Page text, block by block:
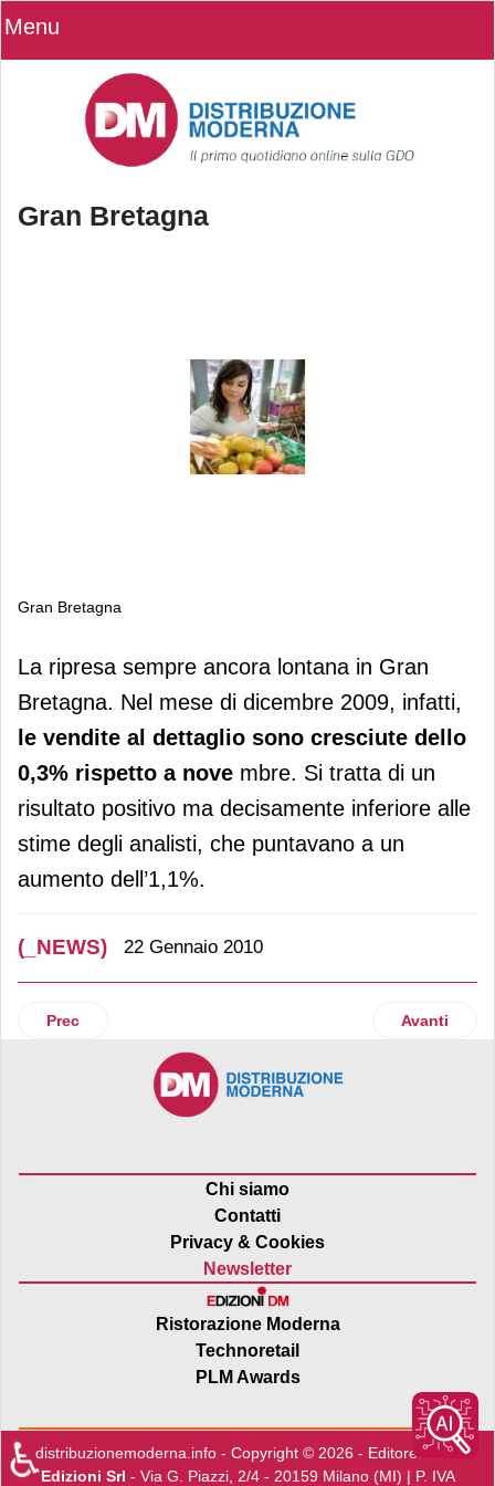
Menu
Gran Bretagna
Gran Bretagna
Gran Bretagna
La ripresa sempre ancora lontana in Gran
Bretagna. Nel mese di dicembre 2009, infatti,
le vendite al dettaglio sono cresciute dello
0,3% rispetto a nove mbre. Si tratta di un
risultato positivo ma decisamente inferiore alle
stime degli analisti, che puntavano a un
aumento dell’1,1%.
(_NEWS) 22 Gennaio 2010
Articolo precedente: McDonald's
Prec Articolo
Avanti
Chi siamo
Contatti
Privacy & Cookies
Newsletter
Ristorazione Moderna
Technoretail
PLM Awards
distribuzionemoderna.info - Copyright © 2026 - Editore:Edra
Edizioni Srl - Via G. Piazzi, 2/4 - 20159 Milano (MI) | P. IVA